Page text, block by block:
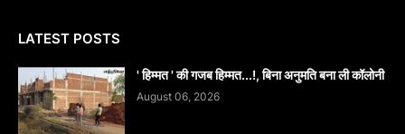
LATEST POSTS
' हिम्मत ' की गजब हिम्मत...!, बिना अनुमति बना ली कॉलोनी
August 06, 2026